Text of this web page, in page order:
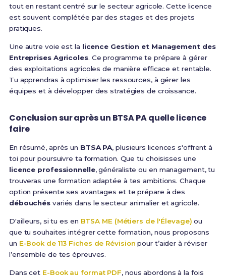
tout en restant centré sur le secteur agricole. Cette licence
est souvent complétée par des stages et des projets
pratiques.
Une autre voie est la licence Gestion et Management des
Entreprises Agricoles. Ce programme te prépare à gérer
des exploitations agricoles de manière efficace et rentable.
Tu apprendras à optimiser les ressources, à gérer les
équipes et à développer des stratégies de croissance.
Conclusion sur après un BTSA PA quelle licence
faire
En résumé, après un BTSA PA, plusieurs licences s'offrent à
toi pour poursuivre ta formation. Que tu choisisses une
licence professionnelle, généraliste ou en management, tu
trouveras une formation adaptée à tes ambitions. Chaque
option présente ses avantages et te prépare à des
débouchés variés dans le secteur animalier et agricole.
D'ailleurs, si tu es en BTSA ME (Métiers de l'Élevage) ou
que tu souhaites intégrer cette formation, nous proposons
un E-Book de 113 Fiches de Révision pour t’aider à réviser
l’ensemble de tes épreuves.
Dans cet E-Book au format PDF, nous abordons à la fois